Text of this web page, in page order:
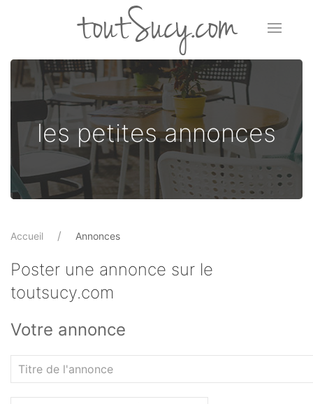
toutSucy.com
les petites annonces
Accueil Annonces
Poster une annonce sur le
toutsucy.com
Votre annonce